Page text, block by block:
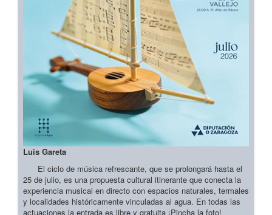
Luis Gareta
El ciclo de música refrescante, que se prolongará hasta el
25 de julio, es una propuesta cultural itinerante que conecta la
experiencia musical en directo con espacios naturales, termales
y localidades históricamente vinculadas al agua. En todas las
actuaciones la entrada es libre y gratuita ¡Pincha la foto!